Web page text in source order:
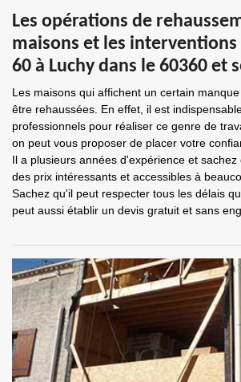
Les opérations de
maisons et les interventions
60 à Luchy dans le 60360 et
Les maisons qui affichent un certain
être rehaussées. En effet, il est
professionnels pour réaliser ce genre de
on peut vous proposer de placer votre
Il a plusieurs années d'expérience et
des prix intéressants et accessibles à
Sachez qu'il peut respecter tous les délais
peut aussi établir un devis gratuit et sans